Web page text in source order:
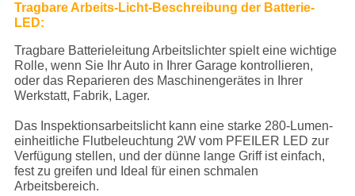
Tragbare Arbeits-Licht-Beschreibung der Batterie-
LED:
Tragbare Batterieleitung Arbeitslichter spielt eine wichtige
Rolle, wenn Sie Ihr Auto in Ihrer Garage kontrollieren,
oder das Reparieren des Maschinengerätes in Ihrer
Werkstatt, Fabrik, Lager.
Das Inspektionsarbeitslicht kann eine starke 280-Lumen-
einheitliche Flutbeleuchtung 2W vom PFEILER LED zur
Verfügung stellen, und der dünne lange Griff ist einfach,
fest zu greifen und Ideal für einen schmalen
Arbeitsbereich.